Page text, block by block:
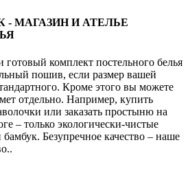
- МАГАЗИН И АТЕЛЬЕ
комплект постельного белья
пошив, если размер вашей
Кроме этого вы можете
отдельно. Например, купить
или заказать простыню на
– только экологически-чистые
бамбук. Безупречное качество – наше